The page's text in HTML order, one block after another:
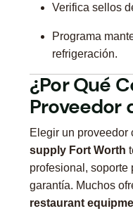
Verifica sellos
Programa
refrigeración.
¿Por Qué
Proveedor
Elegir un proveedor
supply Fort Worth
profesional, soporte
garantía. Muchos
restaurant